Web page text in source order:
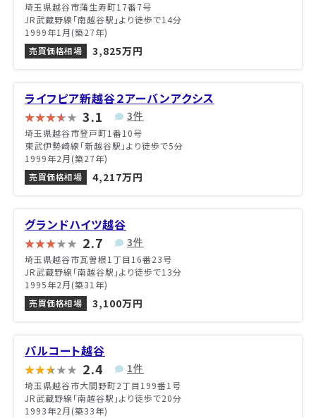
埼玉県越谷市蒲生寿町17番7号
JR武蔵野線「南越谷駅」より徒歩で14分
1999年1月(築27年)
売買価格相場
3,825万円
ライフピア新越谷２アーバンアクシス
3.1 3件
埼玉県越谷市登戸町1番10号
東武伊勢崎線「新越谷駅」より徒歩で5分
1999年2月(築27年)
売買価格相場
4,217万円
グランドハイツ越谷
2.7 3件
埼玉県越谷市瓦曽根1丁目16番23号
JR武蔵野線「南越谷駅」より徒歩で13分
1995年2月(築31年)
売買価格相場
3,100万円
パルコート越谷
2.4 1件
埼玉県越谷市大間野町2丁目199番1号
JR武蔵野線「南越谷駅」より徒歩で20分
1993年2月(築33年)